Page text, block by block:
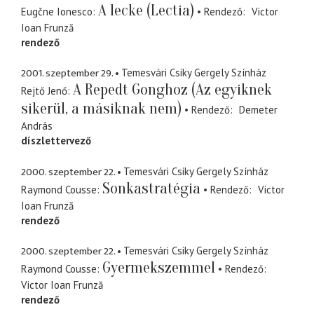
Eugčne Ionesco A lecke (Lectia) Rendező
Victor
Ioan Frunză
rendező
2001. szeptember 29.
Temesvári Csiky Gergely Színház
Rejtő Jenő A Repedt Gonghoz (Az egyiknek
sikerül, a másiknak nem)
Rendező
Demeter
András
díszlettervező
2000. szeptember 22.
Temesvári Csiky Gergely Színház
Raymond Cousse Sonkastratégia Rendező
Victor
Ioan Frunză
rendező
2000. szeptember 22.
Temesvári Csiky Gergely Színház
Raymond Cousse Gyermekszemmel
Rendező
Victor Ioan Frunză
rendező